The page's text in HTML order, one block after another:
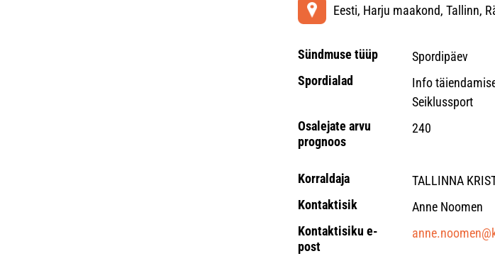
Eesti, Harju maakond, Tallinn,
Sündmuse tüüp
Spordipäev
Spordialad
Info
Seiklussport
Osalejate arvu
prognoos
240
Korraldaja
TALLINNA
Kontaktisik
Anne Noomen
Kontaktisiku e-
post